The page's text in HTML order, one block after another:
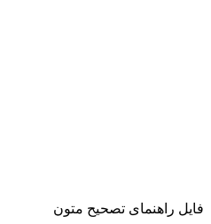
فایل راهنمای تصحیح متون